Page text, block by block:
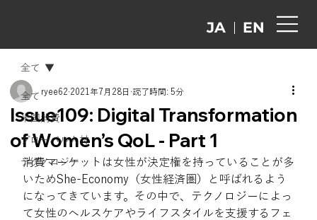
全て
米国消費
グローバル人材
テクノロジー
全て
Issue109: Digital Transformation
of Women’s QoL - Part 1
ryee62 2021年7月28日 読了時間: 5分
消費マーケットは女性が決定権を持っていることが多
いためShe-Economy（女性経済圏）と呼ばれるよう
になってきています。その中で、テクノロジーによっ
て女性のヘルスケアやライフスタイルを支援するフェ
JA EN